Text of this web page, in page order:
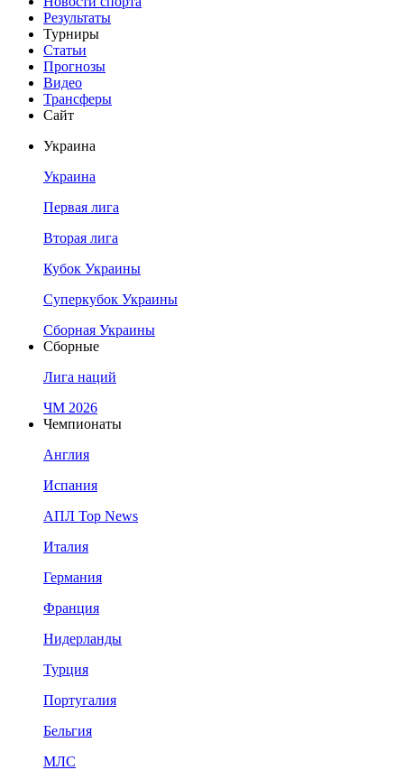
Результаты
Турниры
Статьи
Прогнозы
Видео
Трансферы
Сайт
Украина
Украина
Первая лига
Вторая лига
Кубок Украины
Суперкубок Украины
Сборная Украины
Сборные
Лига наций
ЧМ 2026
Чемпионаты
Англия
Испания
АПЛ Top News
Италия
Германия
Франция
Нидерланды
Турция
Португалия
Бельгия
МЛС